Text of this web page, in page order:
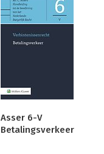
Asser 6-V
Betalingsverkeer